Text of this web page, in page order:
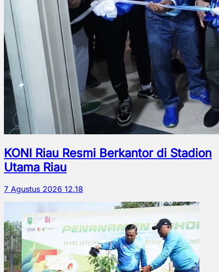
KONI Riau Resmi Berkantor di Stadion
Utama Riau
7 Agustus 2026 12.18